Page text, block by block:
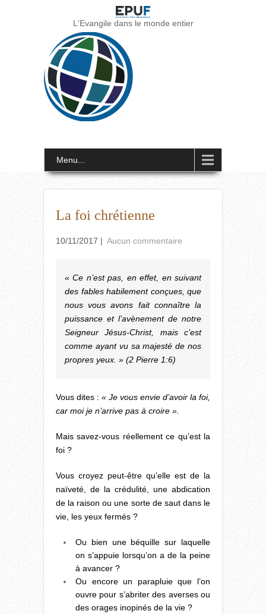
L'Evangile dans le monde entier
Menu...
La foi chrétienne
10/11/2017 | Aucun commentaire
« Ce n’est pas, en effet, en suivant
des fables habilement conçues, que
nous vous avons fait connaître la
puissance et l’avènement de notre
Seigneur Jésus-Christ, mais c’est
comme ayant vu sa majesté de nos
propres yeux. » (2 Pierre 1:6)
Vous dites : « Je vous envie d’avoir la foi,
car moi je n’arrive pas à croire ».
Mais savez-vous réellement ce qu’est la
foi ?
Vous croyez peut-être qu’elle est de la
naïveté, de la crédulité, une abdication
de la raison ou une sorte de saut dans le
vie, les yeux fermés ?
Ou bien une béquille sur laquelle
on s’appuie lorsqu’on a de la peine
à avancer ?
Ou encore un parapluie que l’on
ouvre pour s’abriter des averses ou
des orages inopinés de la vie ?